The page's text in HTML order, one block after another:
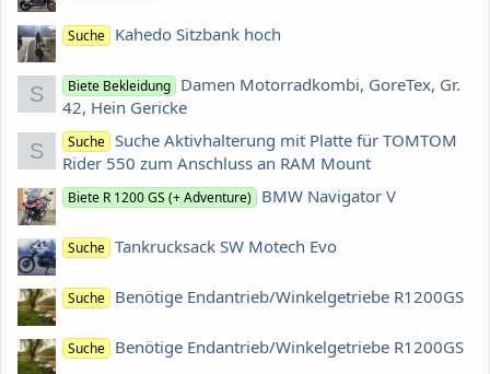
Suche Kahedo Sitzbank hoch
S Biete Bekleidung Damen Motorradkombi, GoreTex, Gr.
42, Hein Gericke
S Suche Suche Aktivhalterung mit Platte für TOMTOM
Rider 550 zum Anschluss an RAM Mount
Biete R 1200 GS (+ Adventure) BMW Navigator V
Suche Tankrucksack SW Motech Evo
Suche Benötige Endantrieb/Winkelgetriebe R1200GS
Suche Benötige Endantrieb/Winkelgetriebe R1200GS